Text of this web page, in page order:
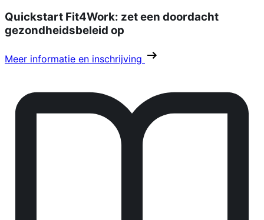
Quickstart Fit4Work: zet een doordacht
gezondheidsbeleid op
Meer informatie en inschrijving